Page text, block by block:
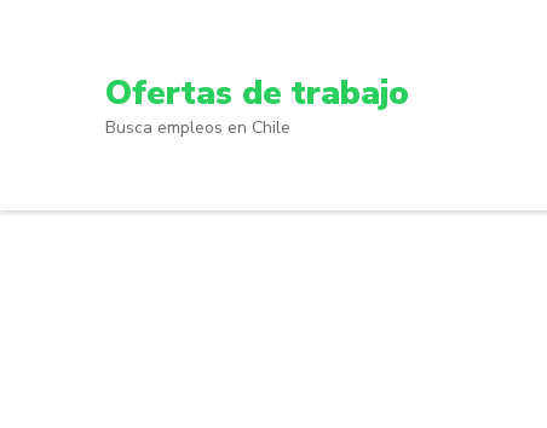
Ofertas de trabajo
Busca empleos en Chile